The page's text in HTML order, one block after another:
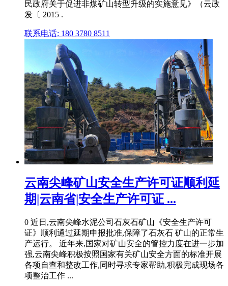
民政府关于促进非煤矿山转型升级的实施意见》（云政
发〔 2015 .
联系电话: 180 3780 8511
云南尖峰矿山安全生产许可证顺利延
期|云南省|安全生产许可证 ...
0 近日,云南尖峰水泥公司石灰石矿山《安全生产许可
证》顺利通过延期申报批准,保障了石灰石 矿山的正常生
产运行。 近年来,国家对矿山安全的管控力度在进一步加
强,云南尖峰积极按照国家有关矿山安全方面的标准开展
各项自查和整改工作,同时寻求专家帮助,积极完成现场各
项整治工作 ...